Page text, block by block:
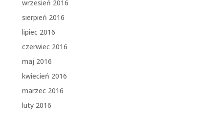
wrzesień 2016
sierpień 2016
lipiec 2016
czerwiec 2016
maj 2016
kwiecień 2016
marzec 2016
luty 2016